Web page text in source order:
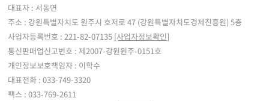
대표자 : 서동면
주소 : 강원특별자치도 원주시 호저로 47 (강원특별자치도경제진흥원) 5층
사업자등록번호 : 221-82-07135 [사업자정보확인]
통신판매업신고번호 : 제2007-강원원주-0151호
개인정보보호책임자 : 이학수
대표전화 : 033-749-3320
팩스 : 033-769-2611